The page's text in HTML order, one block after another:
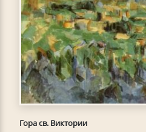
Гора св. Виктории